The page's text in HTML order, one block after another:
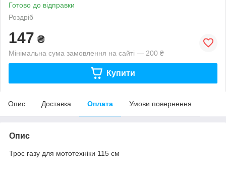
Готово до відправки
Роздріб
147 ₴
Мінімальна сума замовлення на сайті — 200 ₴
Купити
Опис Доставка Оплата Умови повернення
Опис
Трос газу для мототехніки 115 см